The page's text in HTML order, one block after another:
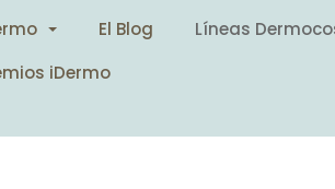
El Blog Líneas
iDermo